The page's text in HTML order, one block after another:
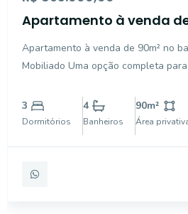
Apartamento à venda
Apartamento à venda de 90m² no
Mobiliado Uma opção completa para quem busca
tudo que a região oferece.
3
Dormitórios
4
Banheiros
90m²
Área